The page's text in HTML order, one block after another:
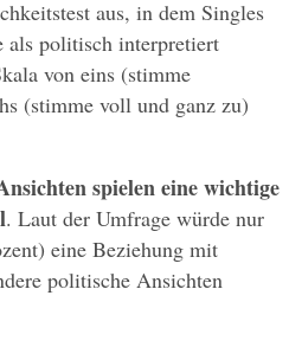
aus, in dem Singles
als politisch interpretiert
von eins (stimme
(stimme voll und ganz zu)
spielen eine wichtige
. Laut der Umfrage würde nur
eine Beziehung mit
politische Ansichten